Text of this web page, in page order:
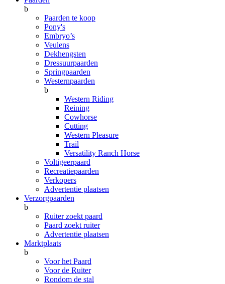
b
Paarden te koop
Pony's
Embryo’s
Veulens
Dekhengsten
Dressuurpaarden
Springpaarden
Westernpaarden
b
Western Riding
Reining
Cowhorse
Cutting
Western Pleasure
Trail
Versatility Ranch Horse
Voltigeerpaard
Recreatiepaarden
Verkopers
Advertentie plaatsen
Verzorgpaarden
b
Ruiter zoekt paard
Paard zoekt ruiter
Advertentie plaatsen
Marktplaats
b
Voor het Paard
Voor de Ruiter
Rondom de stal